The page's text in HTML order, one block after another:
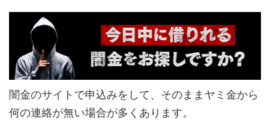
闇金のサイトで申込みをして、そのままヤミ金から
何の連絡が無い場合が多くあります。